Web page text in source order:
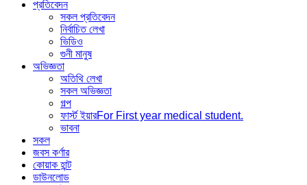
প্রতিবেদন
সকল প্রতিবেদন
নির্বাচিত লেখা
ভিডিও
গুনী মানুষ
অভিজ্ঞতা
অতিথি লেখা
সকল অভিজ্ঞতা
গল্প
ফার্স্ট ইয়ারFor First year medical student.
ভাবনা
সকল
জবস কর্ণার
কোয়াক হান্ট
ডাউনলোড